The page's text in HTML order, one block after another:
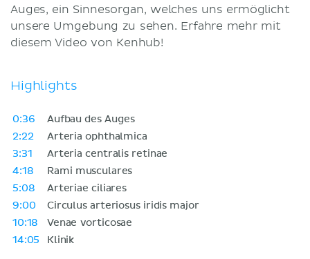
Auges, ein Sinnesorgan, welches uns ermöglicht
unsere Umgebung zu sehen. Erfahre mehr mit
diesem Video von Kenhub!
Highlights
0:36
Aufbau des Auges
2:22
Arteria ophthalmica
3:31
Arteria centralis retinae
4:18
Rami musculares
5:08
Arteriae ciliares
9:00
Circulus arteriosus iridis major
10:18
Venae vorticosae
14:05
Klinik